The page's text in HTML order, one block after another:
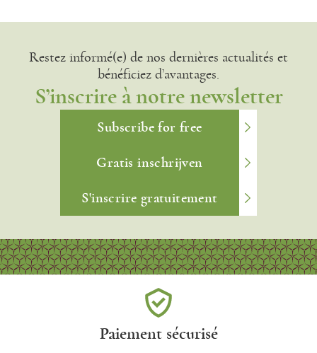
Restez informé(e) de nos dernières actualités et
bénéficiez d’avantages.
S’inscrire à notre newsletter
Subscribe for free
Gratis inschrijven
S'inscrire gratuitement
Paiement sécurisé